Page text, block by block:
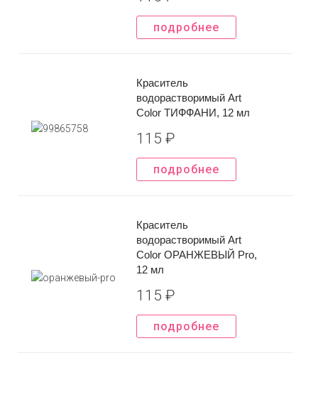
подробнее
Краситель
водорастворимый Art
Color ТИФФАНИ, 12 мл
115 ₽
подробнее
Краситель
водорастворимый Art
Color ОРАНЖЕВЫЙ Pro,
12 мл
115 ₽
подробнее